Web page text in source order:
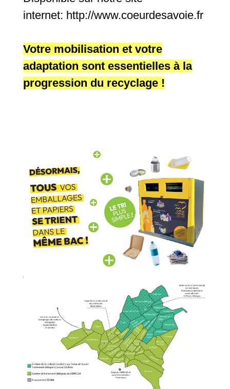
internet: http://www.coeurdesavoie.fr
Votre mobilisation et votre
adaptation sont essentielles à la
progression du recyclage !